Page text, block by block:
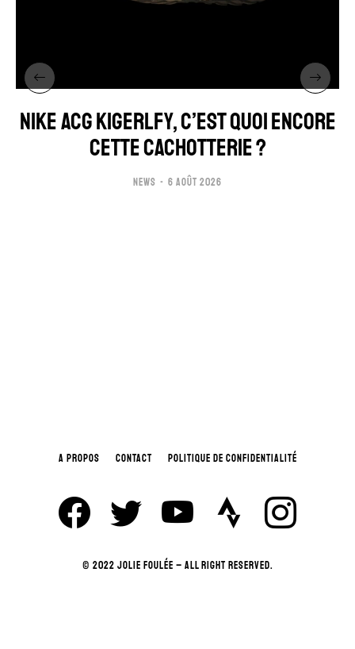
NIKE ACG KIGERLFY, C’EST QUOI ENCORE
CETTE CACHOTTERIE ?
NEWS 6 AOÛT 2026
A PROPOS CONTACT POLITIQUE DE CONFIDENTIALITÉ
© 2022 JOLIE FOULÉE – ALL RIGHT RESERVED.